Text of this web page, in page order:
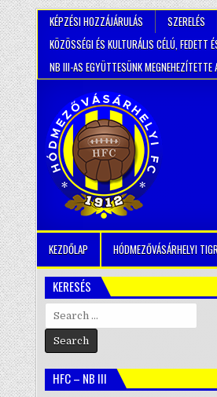
KÉPZÉSI HOZZÁJÁRULÁS SZERELÉS
KÖZÖSSÉGI ÉS KULTURÁLIS CÉLÚ, FEDETT
NB III-AS EGYÜTTESÜNK
KEZDŐLAP HÓDMEZŐVÁSÁRHELYI
KERESÉS
Search
for:
HFC – NB III